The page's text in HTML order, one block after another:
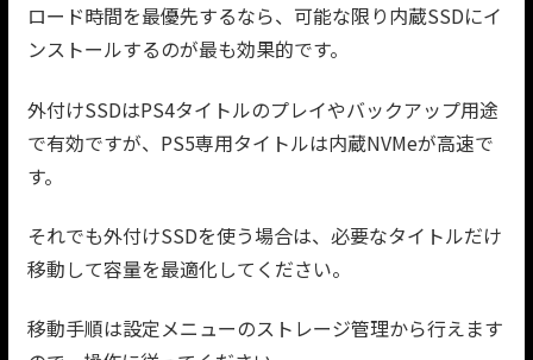
ロード時間を最優先するなら、可能な限り内蔵SSDにイ
ンストールするのが最も効果的です。
外付けSSDはPS4タイトルのプレイやバックアップ用途
で有効ですが、PS5専用タイトルは内蔵NVMeが高速で
す。
それでも外付けSSDを使う場合は、必要なタイトルだけ
移動して容量を最適化してください。
移動手順は設定メニューのストレージ管理から行えます